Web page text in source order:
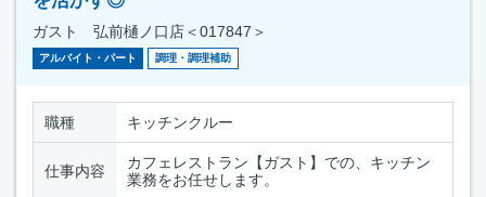
ガスト 弘前樋ノ口店＜017847＞
アルバイト・パート 調理・調理補助
職種 キッチンクルー
仕事内容
カフェレストラン【ガスト】での、キッチン
業務をお任せします。